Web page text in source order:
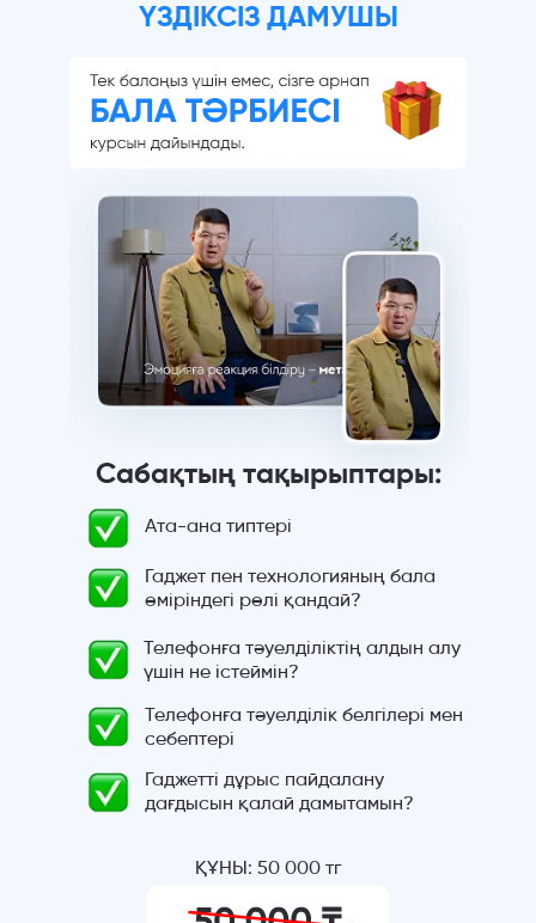
ҮЗДІКСІЗ ДАМУШЫ
Гаджетті дұрыс пайдалану
дағдысын қалай дамытамын?
ҚҰНЫ: 50 000 тг
Телефонға тәуелділік белгілері мен
себептері
Телефонға тәуелділіктің алдын алу
үшін не істеймін?
Гаджет пен технологияның бала
өміріндегі рөлі қандай?
Ата-ана типтері
Сабақтың тақырыптары: